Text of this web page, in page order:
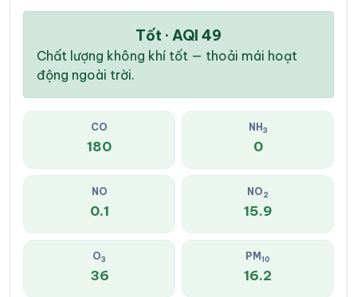
Tốt · AQI 49
Chất lượng không khí tốt — thoải mái hoạt
động ngoài trời.
CO
180
NH 3
0
NO
0.1
NO2
15.9
O3
36
PM 10
16.2